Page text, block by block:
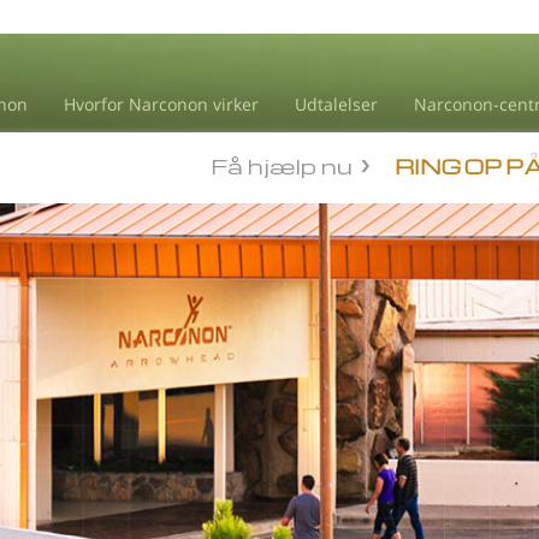
Hvorfor Narconon virker Udtalelser Narconon-
RING OP
Få hjælp nu